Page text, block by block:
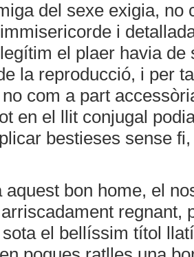
del sexe exigia, no
i
el plaer havia de
la reproducció, i per
com a part
en el llit conjugal
bestieses sense
aquest bon home, el
regnant,
el bellíssim títol